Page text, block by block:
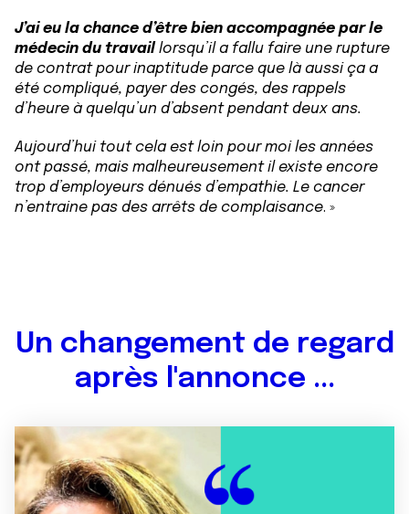
J’ai eu la chance d’être bien accompagnée par le
médecin du travail lorsqu’il a fallu faire une rupture
de contrat pour inaptitude parce que là aussi ça a
été compliqué, payer des congés, des rappels
d’heure à quelqu’un d’absent pendant deux ans.
Aujourd’hui tout cela est loin pour moi les années
ont passé, mais malheureusement il existe encore
trop d’employeurs dénués d’empathie. Le cancer
n’entraine pas des arrêts de complaisance. »
Un changement de regard
après l'annonce ...